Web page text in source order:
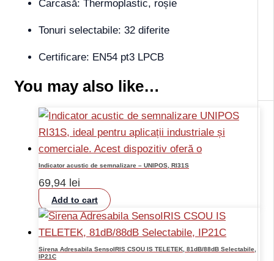
Carcasă: Thermoplastic, roșie
Tonuri selectabile: 32 diferite
Certificare: EN54 pt3 LPCB
You may also like…
Indicator acustic de semnalizare – UNIPOS, RI31S
69,94 lei
Add to cart
Sirena Adresabila SensoIRIS CSOU IS TELETEK, 81dB/88dB Selectabile,
IP21C